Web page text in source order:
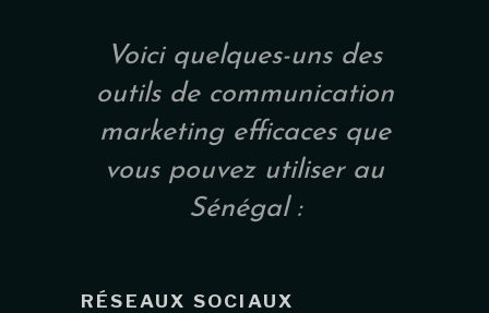
Voici quelques-uns des
outils de communication
marketing efficaces que
vous pouvez utiliser au
Sénégal :
RÉSEAUX SOCIAUX